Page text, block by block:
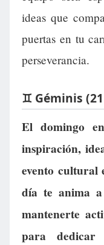
ideas que
puertas en tu
perseverancia.
♊ Géminis
El domingo
inspiración,
evento cultural
día te anima
mantenerte
para